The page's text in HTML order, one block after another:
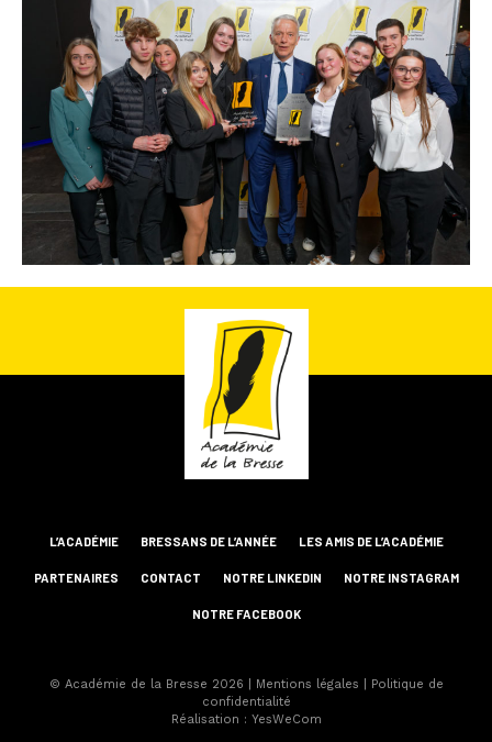
L’ACADÉMIE BRESSANS DE L’ANNÉE LES AMIS DE L’ACADÉMIE
PARTENAIRES CONTACT NOTRE LINKEDIN NOTRE INSTAGRAM
NOTRE FACEBOOK
© Académie de la Bresse 2026 Mentions légales
Politique de
confidentialité
Réalisation : YesWeCom